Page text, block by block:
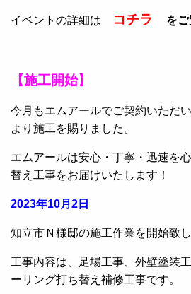
イベントの詳細は コチラ をご
【施工開始】
今月もエムアールでご契約いただ
より施工を賜りました。
エムアールは安心・丁寧・迅速を
替え工事をお届けいたします！
2023年10月2日
知立市Ｎ様邸の施工作業を開始致し
工事内容は、足場工事、外壁塗装
ーリング打ち替え補修工事です。